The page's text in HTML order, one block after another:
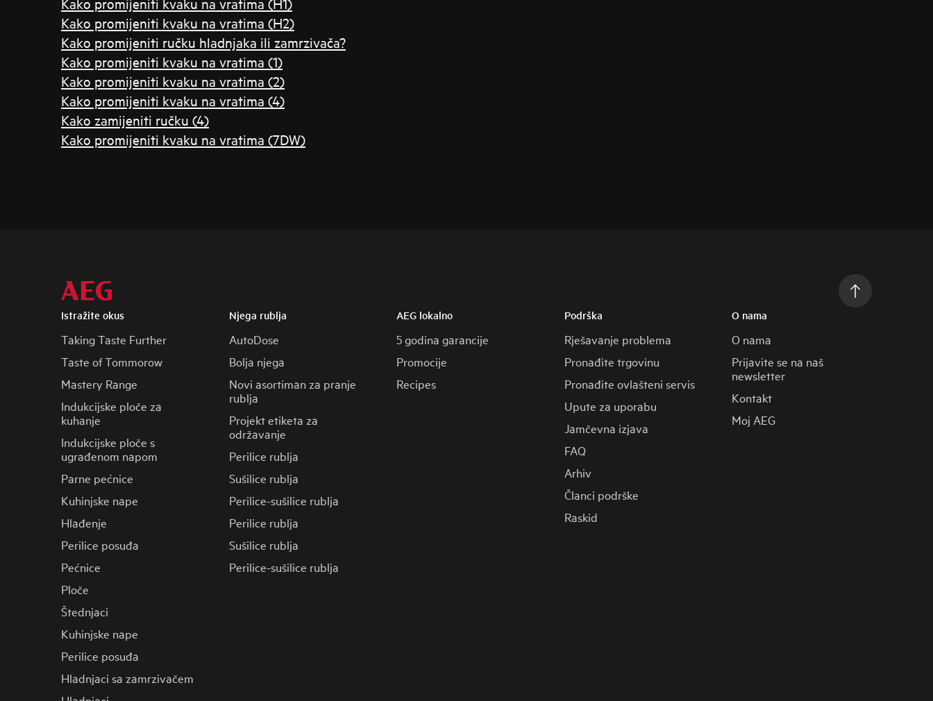
Kako promijeniti kvaku na vratima (H2)
Kako promijeniti ručku hladnjaka ili zamrzivača?
Kako promijeniti kvaku na vratima (1)
Kako promijeniti kvaku na vratima (2)
Kako promijeniti kvaku na vratima (4)
Kako zamijeniti ručku (4)
Kako promijeniti kvaku na vratima (7DW)
Istražite okus
Taking Taste Further
Taste of Tommorow
Mastery Range
Indukcijske ploče za
kuhanje
Indukcijske ploče s
ugrađenom napom
Parne pećnice
Kuhinjske nape
Hlađenje
Perilice posuđa
Pećnice
Ploče
Štednjaci
Kuhinjske nape
Perilice posuđa
Hladnjaci sa zamrzivačem
Njega rublja
AutoDose
Bolja njega
Novi asortiman za pranje
rublja
Projekt etiketa za
održavanje
Perilice rublja
Sušilice rublja
Perilice-sušilice rublja
Perilice rublja
Sušilice rublja
Perilice-sušilice rublja
AEG lokalno
5 godina garancije
Promocije
Recipes
Podrška
Rješavanje problema
Pronađite trgovinu
Pronađite ovlašteni servis
Upute za uporabu
Jamčevna izjava
FAQ
Arhiv
Članci podrške
Raskid
O nama
O nama
Prijavite se na naš
newsletter
Kontakt
Moj AEG